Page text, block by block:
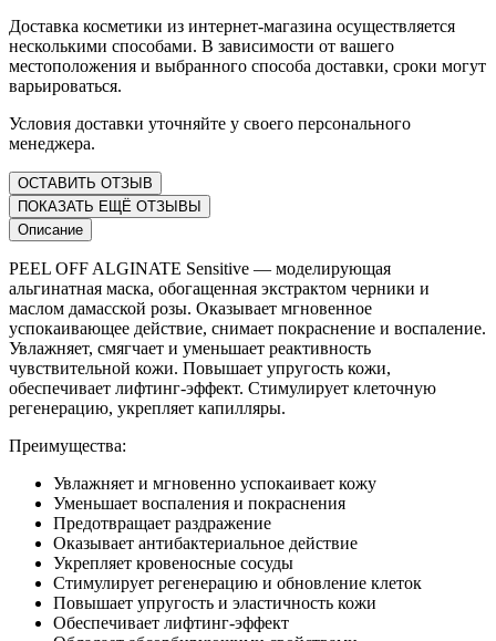
Доставка косметики из интернет-магазина осуществляется
несколькими способами. В зависимости от вашего
местоположения и выбранного способа доставки, сроки могут
варьироваться.
Условия доставки уточняйте у своего персонального
менеджера.
ОСТАВИТЬ ОТЗЫВ
ПОКАЗАТЬ ЕЩЁ ОТЗЫВЫ
Описание
PEEL OFF ALGINATE Sensitive — моделирующая
альгинатная маска, обогащенная экстрактом черники и
маслом дамасской розы. Оказывает мгновенное
успокаивающее действие, снимает покраснение и воспаление.
Увлажняет, смягчает и уменьшает реактивность
чувствительной кожи. Повышает упругость кожи,
обеспечивает лифтинг-эффект. Стимулирует клеточную
регенерацию, укрепляет капилляры.
Преимущества:
Увлажняет и мгновенно успокаивает кожу
Уменьшает воспаления и покраснения
Предотвращает раздражение
Оказывает антибактериальное действие
Укрепляет кровеносные сосуды
Стимулирует регенерацию и обновление клеток
Повышает упругость и эластичность кожи
Обеспечивает лифтинг-эффект